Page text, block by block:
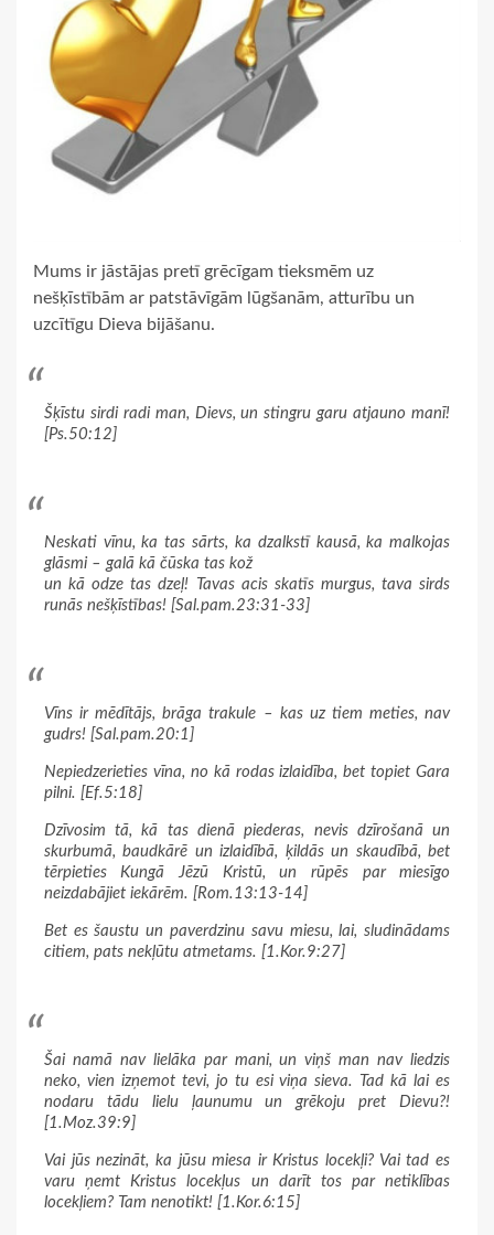
Mums ir jāstājas pretī grēcīgam tieksmēm uz
nešķīstībām ar patstāvīgām lūgšanām, atturību un
uzcītīgu Dieva bijāšanu.
Šķīstu sirdi radi man, Dievs, un stingru garu atjauno manī!
[Ps.50:12]
Neskati vīnu, ka tas sārts, ka dzalkstī kausā, ka malkojas
glāsmi – galā kā čūska tas kož
un kā odze tas dzeļ! Tavas acis skatīs murgus, tava sirds
runās nešķīstības! [Sal.pam.23:31-33]
Vīns ir mēdītājs, brāga trakule – kas uz tiem meties, nav
gudrs! [Sal.pam.20:1]
Nepiedzerieties vīna, no kā rodas izlaidība, bet topiet Gara
pilni. [Ef.5:18]
Dzīvosim tā, kā tas dienā piederas, nevis dzīrošanā un
skurbumā, baudkārē un izlaidībā, ķildās un skaudībā, bet
tērpieties Kungā Jēzū Kristū, un rūpēs par miesīgo
neizdabājiet iekārēm. [Rom.13:13-14]
Bet es šaustu un paverdzinu savu miesu, lai, sludinādams
citiem, pats nekļūtu atmetams. [1.Kor.9:27]
Šai namā nav lielāka par mani, un viņš man nav liedzis
neko, vien izņemot tevi, jo tu esi viņa sieva. Tad kā lai es
nodaru tādu lielu ļaunumu un grēkoju pret Dievu?!
[1.Moz.39:9]
Vai jūs nezināt, ka jūsu miesa ir Kristus locekļi? Vai tad es
varu ņemt Kristus locekļus un darīt tos par netiklības
locekļiem? Tam nenotikt! [1.Kor.6:15]